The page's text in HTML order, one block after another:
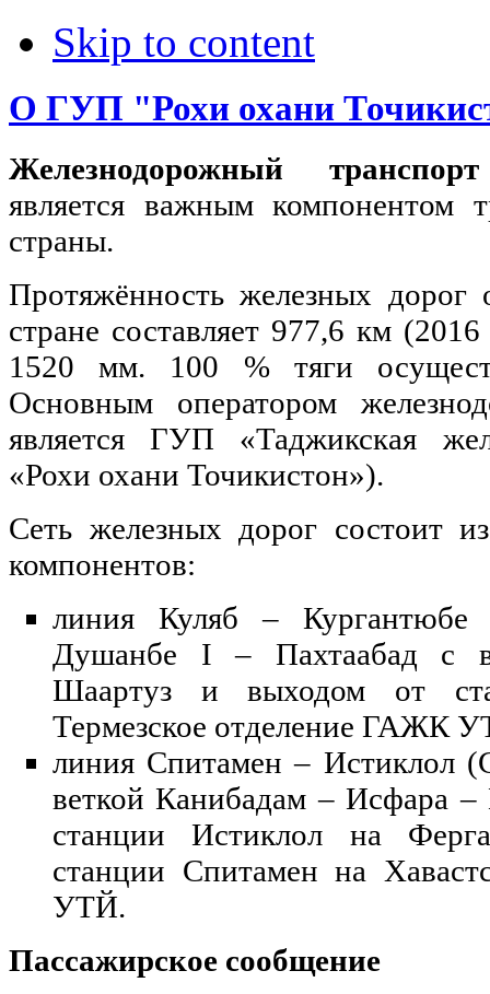
Skip to content
О ГУП "Рохи охани
Железнодорожный
является важным компонентом
страны.
Протяжённость железных дорог
стране составляет 977,6 км
1520 мм. 100 % тяги
Основным оператором
является ГУП «Таджикская
«Рохи охани Точикистон»).
Сеть железных дорог состоит
компонентов:
линия Куляб –
Душанбе I – Пахтаабад с
Шаартуз и выходом от
Термезское отделение
линия Спитамен – Истиклол
веткой Канибадам – Исфара
станции Истиклол на
станции Спитамен на
УТЙ.
Пассажирское сообщение